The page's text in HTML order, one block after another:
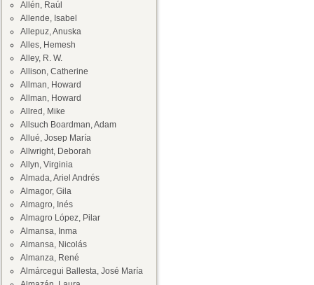
Allén, Raúl
Allende, Isabel
Allepuz, Anuska
Alles, Hemesh
Alley, R. W.
Allison, Catherine
Allman, Howard
Allman, Howard
Allred, Mike
Allsuch Boardman, Adam
Allué, Josep María
Allwright, Deborah
Allyn, Virginia
Almada, Ariel Andrés
Almagor, Gila
Almagro, Inés
Almagro López, Pilar
Almansa, Inma
Almansa, Nicolás
Almanza, René
Almárcegui Ballesta, José María